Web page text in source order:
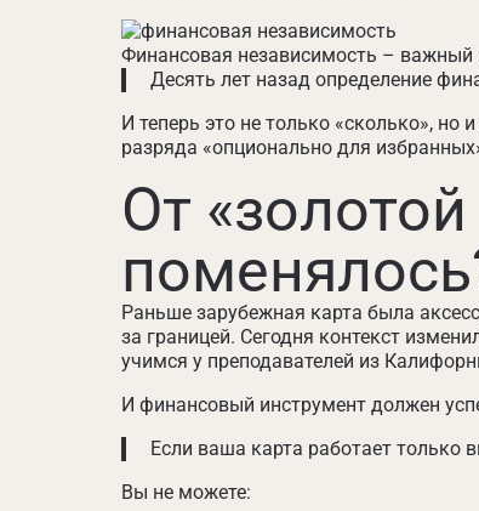
Финансовая независимость – важный
Десять лет назад определение
И теперь это не только «сколько», но
разряда «опционально для
От
Раньше зарубежная карта была
за границей. Сегодня контекст
учимся у преподавателей из
И финансовый инструмент должен
Если ваша карта работает только
Вы не можете: